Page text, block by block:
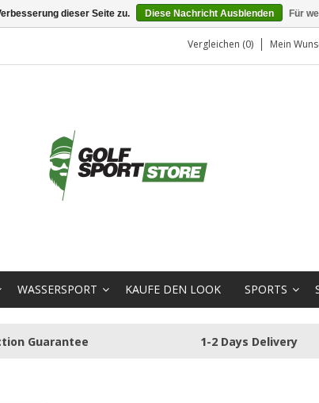
Vergleichen (0) Mein
WASSERSPORT KAUFE DEN LOOK SPORTS
Guarantee 1-2 Days Delivery
dieser Seite zu. Diese Nachricht Ausblenden Für